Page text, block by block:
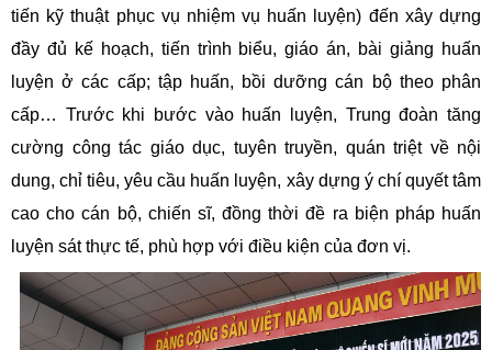
tiến kỹ thuật phục vụ nhiệm vụ huấn luyện) đến xây dựng
đầy đủ kế hoạch, tiến trình biểu, giáo án, bài giảng huấn
luyện ở các cấp; tập huấn, bồi dưỡng cán bộ theo phân
cấp… Trước khi bước vào huấn luyện, Trung đoàn tăng
cường công tác giáo dục, tuyên truyền, quán triệt về nội
dung, chỉ tiêu, yêu cầu huấn luyện, xây dựng ý chí quyết tâm
cao cho cán bộ, chiến sĩ, đồng thời đề ra biện pháp huấn
luyện sát thực tế, phù hợp với điều kiện của đơn vị.